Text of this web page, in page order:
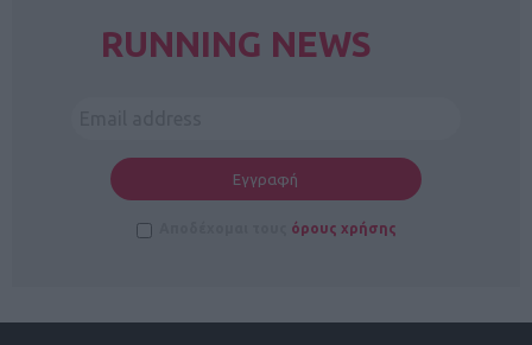
RUNNING NEWS
όρους χρήσης